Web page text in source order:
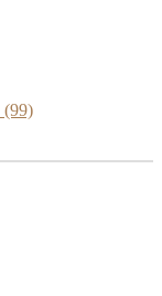
(99)